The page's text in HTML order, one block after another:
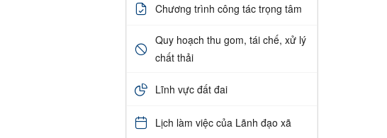
Chương trình công tác trọng tâm
Quy hoạch thu gom, tái chế, xử lý
chất thải
Lĩnh vực đất đai
Lịch làm việc của Lãnh đạo xã